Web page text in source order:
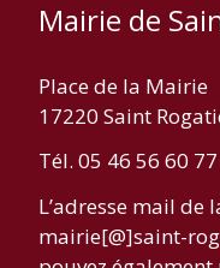
Mairie de
Place de la Mairie
17220 Saint
Tél. 05 46 56 60 77
L’adresse mail de
mairie[@]saint-